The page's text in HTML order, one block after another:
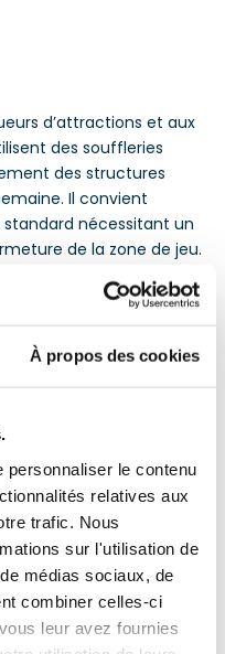
À propos des cookies
personnaliser le contenu
relatives aux
trafic. Nous
sur l'utilisation de
médias sociaux, de
combiner celles-ci
leur avez fournies
d’attractions et aux
des souffleries
des structures
Il convient
nécessitant un
de la zone de jeu.
le temps de travail de
du matériel pour le